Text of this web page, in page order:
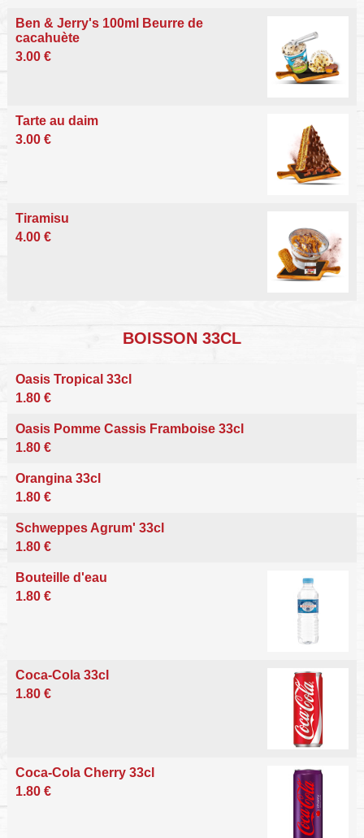
Ben & Jerry's 100ml Beurre de
cacahuète
3.00 €
Tarte au daim
3.00 €
Tiramisu
4.00 €
BOISSON 33CL
Oasis Tropical 33cl
1.80 €
Oasis Pomme Cassis Framboise 33cl
1.80 €
Orangina 33cl
1.80 €
Schweppes Agrum' 33cl
1.80 €
Bouteille d'eau
1.80 €
Coca-Cola 33cl
1.80 €
Coca-Cola Cherry 33cl
1.80 €